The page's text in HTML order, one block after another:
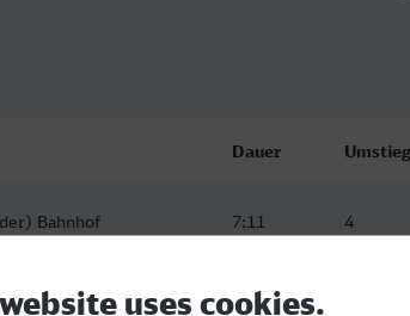
Dauer
Bahnhof
7:11 4